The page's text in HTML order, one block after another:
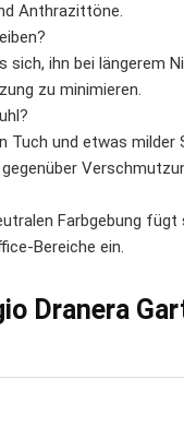
Anthrazittöne.
ihn bei längerem
zu minimieren.
und etwas milder
Farbgebung
Bereiche ein.
Dranera